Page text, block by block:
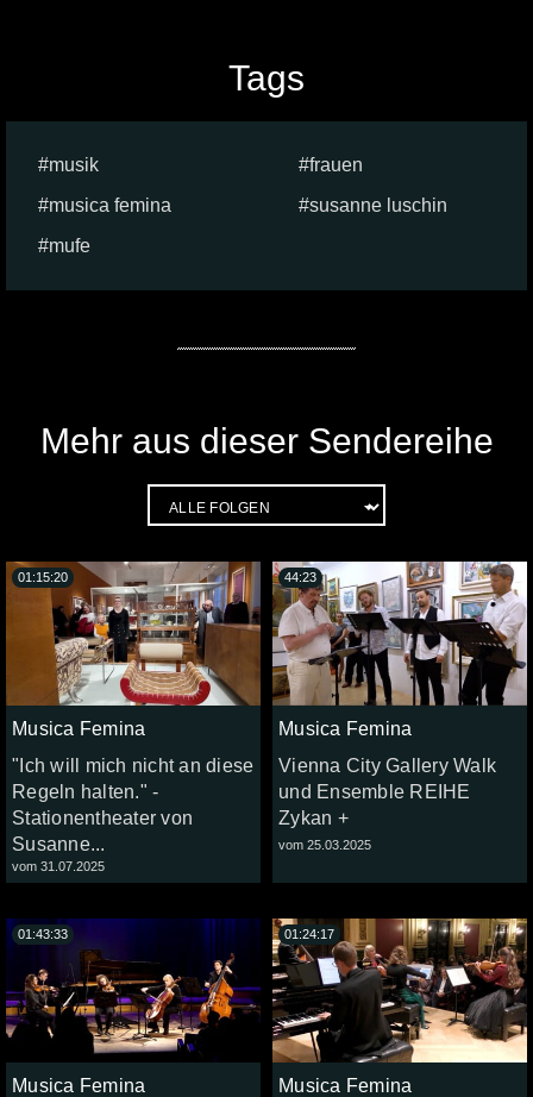
Tags
musik
frauen
musica femina
susanne luschin
mufe
Mehr aus dieser Sendereihe
Musica Femina
"Ich will mich nicht an diese
Regeln halten." -
Stationentheater von
Susanne...
vom 31.07.2025
01:15:20
Musica Femina
Vienna City Gallery Walk
und Ensemble REIHE
Zykan +
vom 25.03.2025
44:23
Musica Femina
01:43:33
Musica Femina
01:24:17